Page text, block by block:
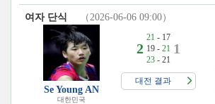
여자 단식 （2026-06-06 09:00）
Se Young AN
대한민국
2
21 - 17
19 - 21
23- 21
1
대전 결과